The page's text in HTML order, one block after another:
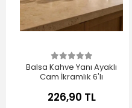
Balsa Kahve Yanı Ayaklı
Cam İkramlık 6'lı
226,90 TL